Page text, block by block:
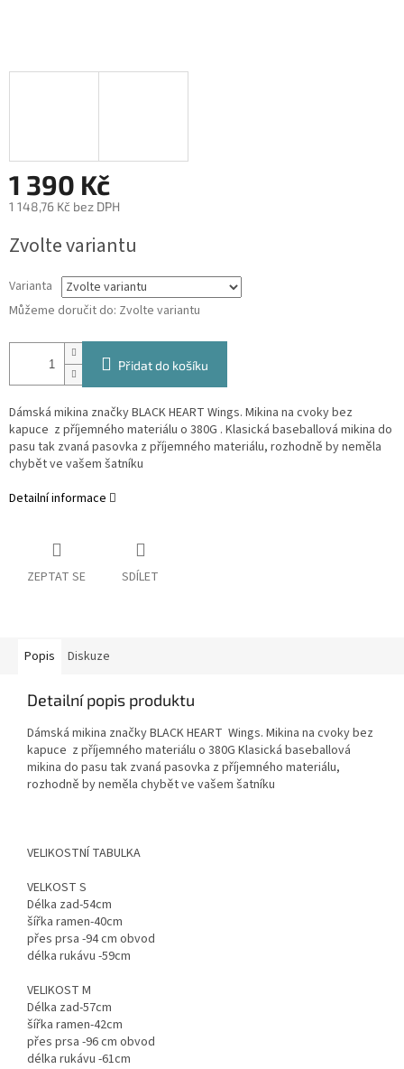
1 390 Kč
1 148,76 Kč bez DPH
cena:
Zvolte variantu
Varianta
Můžeme doručit do: Zvolte variantu
Přidat do košíku
Dámská mikina značky BLACK HEART Wings. Mikina na cvoky bez
kapuce z příjemného materiálu o 380G . Klasická baseballová mikina do
pasu tak zvaná pasovka z příjemného materiálu, rozhodně by neměla
chybět ve vašem šatníku
Detailní informace
ZEPTAT SE SDÍLET
Popis Diskuze
Detailní popis produktu
Dámská mikina značky BLACK HEART Wings. Mikina na cvoky bez
kapuce z příjemného materiálu o 380G Klasická baseballová
mikina do pasu tak zvaná pasovka z příjemného materiálu,
rozhodně by neměla chybět ve vašem šatníku
VELIKOSTNÍ TABULKA
VELKOST S
Délka zad-54cm
šířka ramen-40cm
přes prsa -94 cm obvod
délka rukávu -59cm
VELIKOST M
Délka zad-57cm
šířka ramen-42cm
přes prsa -96 cm obvod
délka rukávu -61cm